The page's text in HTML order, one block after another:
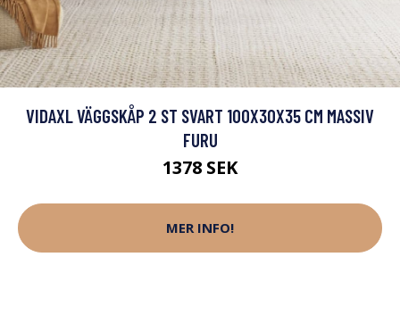
VIDAXL VÄGGSKÅP 2 ST SVART 100X30X35 CM MASSIV
FURU
1378 SEK
MER INFO!